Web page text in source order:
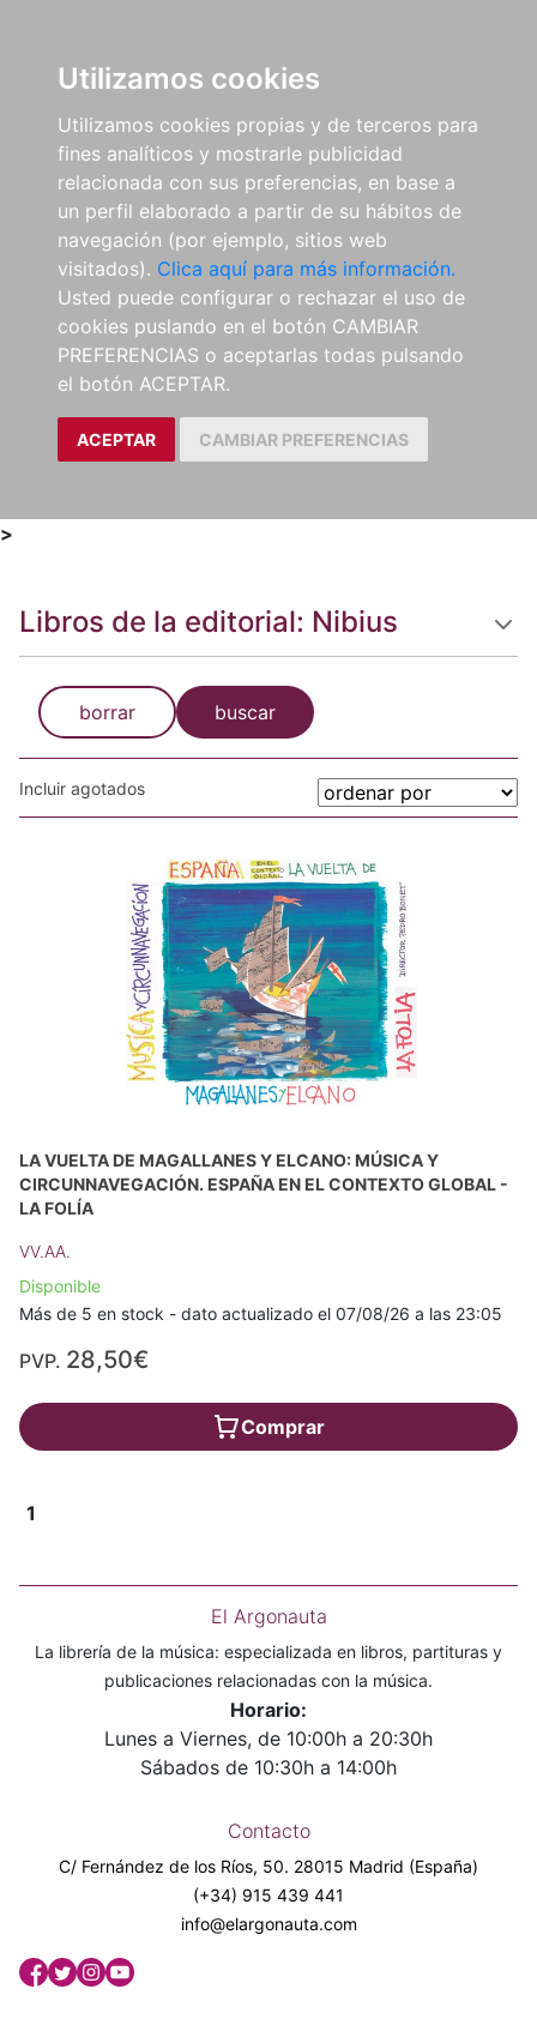
Utilizamos cookies
Utilizamos cookies propias y de terceros para
fines analíticos y mostrarle publicidad
relacionada con sus preferencias, en base a
un perfil elaborado a partir de su hábitos de
navegación (por ejemplo, sitios web
visitados). Clica aquí para más información.
Usted puede configurar o rechazar el uso de
cookies puslando en el botón CAMBIAR
PREFERENCIAS o aceptarlas todas pulsando
el botón ACEPTAR.
ACEPTAR CAMBIAR PREFERENCIAS
>
Libros de la editorial: Nibius
borrar buscar
Incluir agotados
LA VUELTA DE MAGALLANES Y ELCANO: MÚSICA Y
CIRCUNNAVEGACIÓN. ESPAÑA EN EL CONTEXTO GLOBAL -
LA FOLÍA
VV.AA.
Disponible
Más de 5 en stock - dato actualizado el 07/08/26 a las 23:05
PVP. 28,50€
Comprar
1
El Argonauta
La librería de la música: especializada en libros, partituras y
publicaciones relacionadas con la música.
Horario:
Lunes a Viernes, de 10:00h a 20:30h
Sábados de 10:30h a 14:00h
Contacto
C/ Fernández de los Ríos, 50. 28015 Madrid (España)
(+34) 915 439 441
info@elargonauta.com